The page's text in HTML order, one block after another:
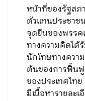
หน้าที่ของรัฐสภ
ตัวแทนประชาช
จุดยืนของพรรค
ทางความคิดได้
นักโทษทางควา
ต้นของการฟื้น
ของประเทศไท
มีเนื้อหารายละ